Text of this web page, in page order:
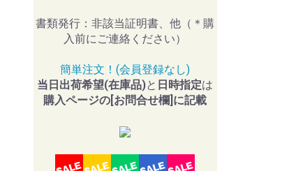
書類発行：非該当証明書、他（＊購
入前にご連絡ください）
簡単注文！(会員登録なし)
当日出荷希望(在庫品)と 日時指定は
購入ページの[お問合せ欄]に記載